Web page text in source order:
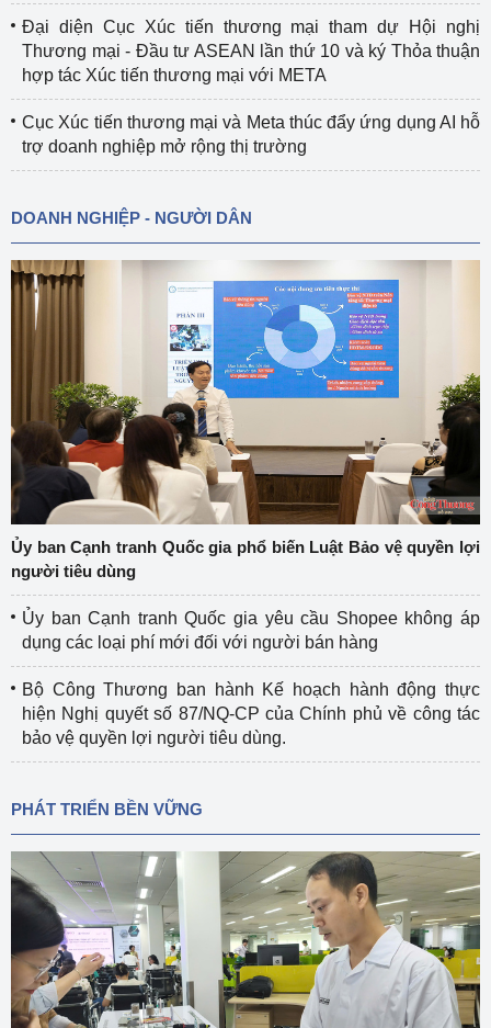
Đại diện Cục Xúc tiến thương mại tham dự Hội nghị
Thương mại - Đầu tư ASEAN lần thứ 10 và ký Thỏa thuận
hợp tác Xúc tiến thương mại với META
Cục Xúc tiến thương mại và Meta thúc đẩy ứng dụng AI hỗ
trợ doanh nghiệp mở rộng thị trường
DOANH NGHIỆP - NGƯỜI DÂN
Ủy ban Cạnh tranh Quốc gia phổ biến Luật Bảo vệ quyền lợi
người tiêu dùng
Ủy ban Cạnh tranh Quốc gia yêu cầu Shopee không áp
dụng các loại phí mới đối với người bán hàng
Bộ Công Thương ban hành Kế hoạch hành động thực
hiện Nghị quyết số 87/NQ-CP của Chính phủ về công tác
bảo vệ quyền lợi người tiêu dùng.
PHÁT TRIỂN BỀN VỮNG